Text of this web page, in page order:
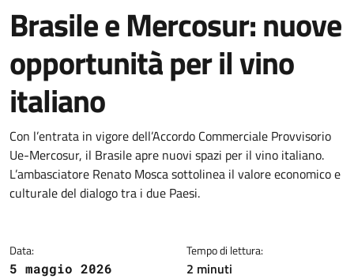
Brasile e Mercosur: nuove
opportunità per il vino
italiano
Con l’entrata in vigore dell’Accordo Commerciale Provvisorio
Ue-Mercosur, il Brasile apre nuovi spazi per il vino italiano.
L’ambasciatore Renato Mosca sottolinea il valore economico e
culturale del dialogo tra i due Paesi.
Data:
5 maggio 2026
Tempo di lettura:
2 minuti